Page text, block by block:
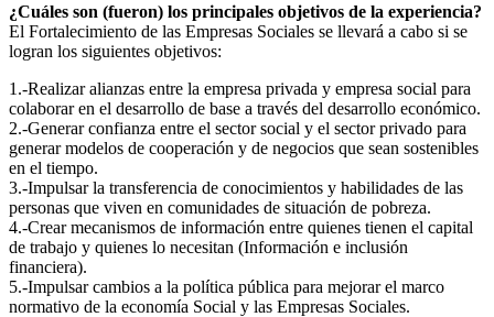
¿Cuáles son (fueron) los principales objetivos de la experiencia?
El Fortalecimiento de las Empresas Sociales se llevará a cabo si se
logran los siguientes objetivos:
1.-Realizar alianzas entre la empresa privada y empresa social para
colaborar en el desarrollo de base a través del desarrollo económico.
2.-Generar confianza entre el sector social y el sector privado para
generar modelos de cooperación y de negocios que sean sostenibles
en el tiempo.
3.-Impulsar la transferencia de conocimientos y habilidades de las
personas que viven en comunidades de situación de pobreza.
4.-Crear mecanismos de información entre quienes tienen el capital
de trabajo y quienes lo necesitan (Información e inclusión
financiera).
5.-Impulsar cambios a la política pública para mejorar el marco
normativo de la economía Social y las Empresas Sociales.